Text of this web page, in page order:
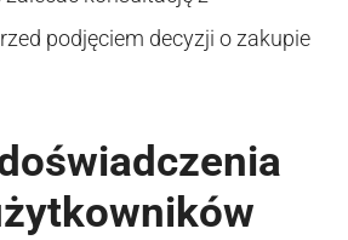
podjęciem decyzji o zakupie